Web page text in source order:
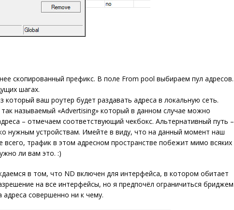
скопированный префикс. В поле From pool выбираем пул адресов.
шагах.
ваш роутер будет раздавать адреса в локальную сеть.
называемый «Advertising» который в данном случае можно
– отмечаем соответствующий чекбокс. Альтернативный путь –
нужным устройствам. Имейте в виду, что на данный момент наш
трафик в этом адресном пространстве побежит мимо всяких
ли вам это. :)
в том, что ND включен для интерфейса, в котором обитает
на все интерфейсы, но я предпочёл ограничиться бриджем
совершенно ни к чему.